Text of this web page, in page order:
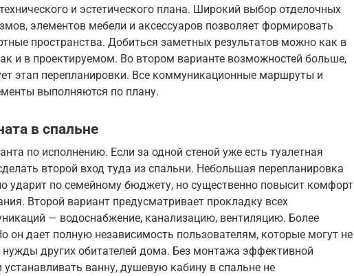
и эстетического плана. Широкий выбор отделочных
элементов мебели и аксессуаров позволяет формировать
пространства. Добиться заметных результатов можно как в
и в проектируемом. Во втором варианте возможностей больше,
этап перепланировки. Все коммуникационные маршруты и
выполняются по плану.
в спальне
по исполнению. Если за одной стеной уже есть туалетная
второй вход туда из спальни. Небольшая перепланировка
ударит по семейному бюджету, но существенно повысит комфорт
Второй вариант предусматривает прокладку всех
— водоснабжение, канализацию, вентиляцию. Более
он дает полную независимость пользователям, которые могут не
нужды других обитателей дома. Без монтажа эффективной
ванну, душевую кабину в спальне не